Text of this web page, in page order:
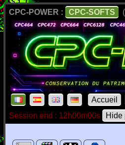
CPC-POWER : CPC-SOFTS
Accueil
Session end : 12h00m00s
Hide